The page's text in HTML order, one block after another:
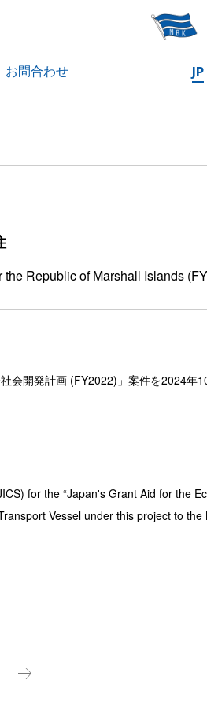
お問合わせ JP
Republic of Marshall Islands
会開発計画 (FY2022)」案件を2024年
for the “Japan's Grant Aid for the
Vessel under this project to the